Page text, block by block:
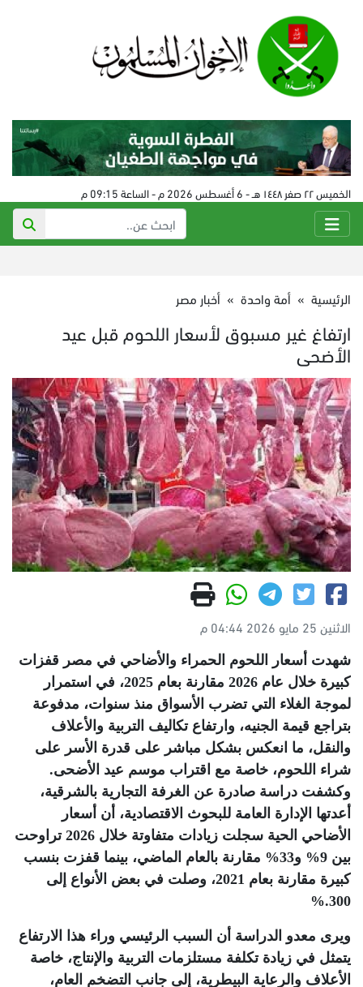
الخميس ٢٢ صفر ١٤٤٨ هـ - 6 أغسطس 2026 م - الساعة 09:15 م
الرئيسية » أمة واحدة » أخبار مصر
ارتفاغ غير مسبوق لأسعار اللحوم قبل عيد
الأضحى
الاثنين 25 مايو 2026 04:44 م
شهدت أسعار اللحوم الحمراء والأضاحي في مصر قفزات
كبيرة خلال عام 2026 مقارنة بعام 2025، في استمرار
لموجة الغلاء التي تضرب الأسواق منذ سنوات، مدفوعة
بتراجع قيمة الجنيه، وارتفاع تكاليف التربية والأعلاف
والنقل، ما انعكس بشكل مباشر على قدرة الأسر على
شراء اللحوم، خاصة مع اقتراب موسم عيد الأضحى.
وكشفت دراسة صادرة عن الغرفة التجارية بالشرقية،
أعدتها الإدارة العامة للبحوث الاقتصادية، أن أسعار
الأضاحي الحية سجلت زيادات متفاوتة خلال 2026 تراوحت
بين 9% و33% مقارنة بالعام الماضي، بينما قفزت بنسب
كبيرة مقارنة بعام 2021، وصلت في بعض الأنواع إلى
300
%.
ويرى معدو الدراسة أن السبب الرئيسي وراء هذا الارتفاع
يتمثل في زيادة تكلفة مستلزمات التربية والإنتاج، خاصة
الأعلاف والرعاية البيطرية، إلى جانب التضخم العام،